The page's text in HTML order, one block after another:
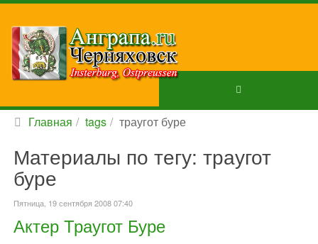
Главная tags траугот буре
Материалы по тегу: траугот
буре
Пятница, 19 сентября 2008 07:40
Актер Траугот Буре